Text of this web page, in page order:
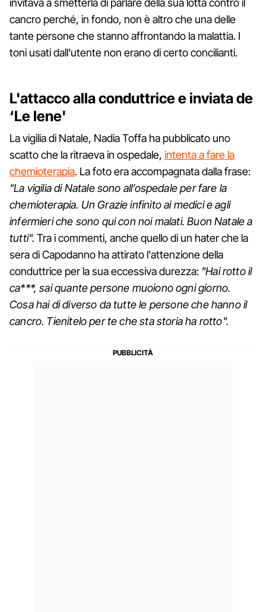
invitava a smetterla di parlare della sua lotta contro il
cancro perché, in fondo, non è altro che una delle
tante persone che stanno affrontando la malattia. I
toni usati dall'utente non erano di certo concilianti.
L'attacco alla conduttrice e inviata de
‘Le Iene'
La vigilia di Natale, Nadia Toffa ha pubblicato uno
scatto che la ritraeva in ospedale, intenta a fare la
chemioterapia. La foto era accompagnata dalla frase:
"La vigilia di Natale sono all’ospedale per fare la
chemioterapia. Un Grazie infinito ai medici e agli
infermieri che sono qui con noi malati. Buon Natale a
tutti".Tra i commenti, anche quello di un hater che la
sera di Capodanno ha attirato l'attenzione della
conduttrice per la sua eccessiva durezza: "Hai rotto il
ca***, sai quante persone muoiono ogni giorno.
Cosa hai di diverso da tutte le persone che hanno il
cancro. Tienitelo per te che sta storia ha rotto".